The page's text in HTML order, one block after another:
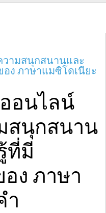
วามสนุกสนานและ
ง ภาษาแมซิโดเนียะ
อนไลน์
สนุกสนาน
ที่มี
ง ภาษา
ำ